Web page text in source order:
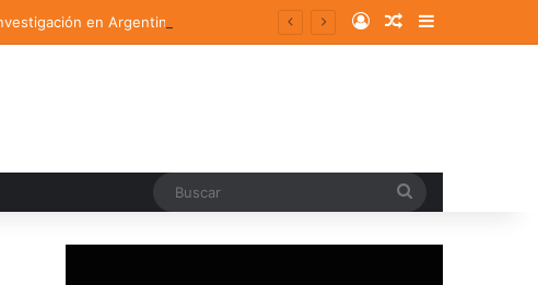
en Argentina Log InRandom Article
Sidebar